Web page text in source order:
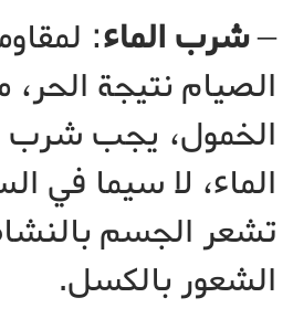
–شرب الماء:
الصيام نتيجة الحر،
الخمول، يجب شرب
الماء، لا سيما في
تشعر الجسم
الشعور بالكسل.